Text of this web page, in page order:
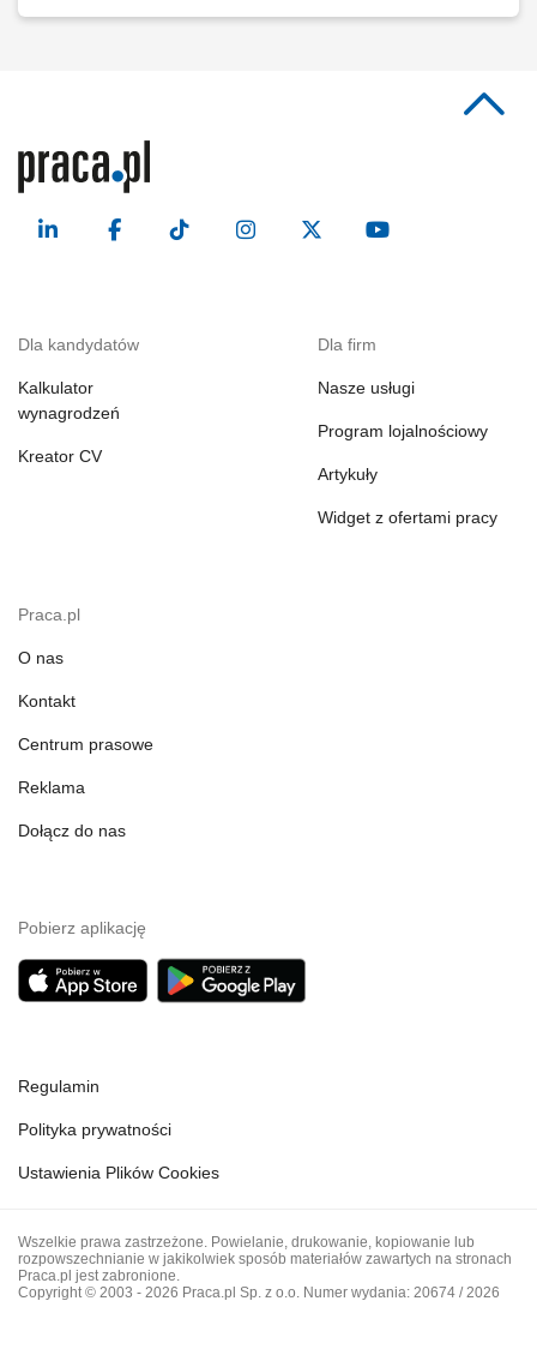
Dla kandydatów
Kalkulator
wynagrodzeń
Kreator CV
Dla firm
Nasze usługi
Program lojalnościowy
Artykuły
Widget z ofertami pracy
Praca.pl
O nas
Kontakt
Centrum prasowe
Reklama
Dołącz do nas
Pobierz aplikację
Regulamin
Polityka prywatności
Ustawienia Plików Cookies
Wszelkie prawa zastrzeżone. Powielanie, drukowanie, kopiowanie lub
rozpowszechnianie w jakikolwiek sposób materiałów zawartych na stronach
Praca.pl jest zabronione.
Copyright © 2003 - 2026 Praca.pl Sp. z o.o. Numer wydania: 20674 / 2026